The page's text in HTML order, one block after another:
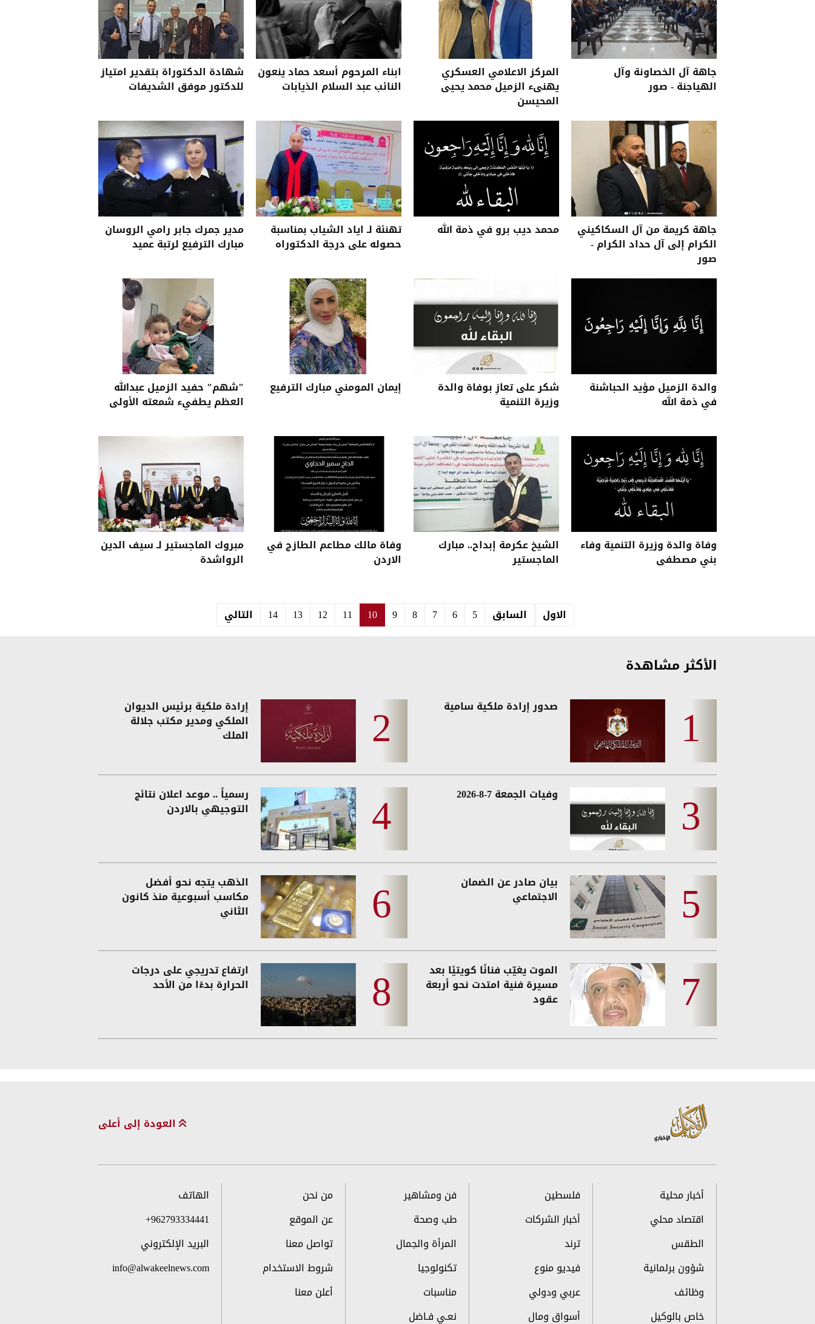
جاهة آل الخصاونة وآل
الهياجنة - صور
المركز الاعلامي العسكري
يهنىء الزميل محمد يحيى
المحيسن
ابناء المرحوم أسعد حماد ينعون
النائب عبد السلام الذيابات
شهادة الدكتوراة بتقدير امتياز
للدكتور موفق الشديفات
جاهة كريمة من آل السكاكيني
الكرام إلى آل حداد الكرام -
صور
محمد ديب برو في ذمة الله تهنئة لـ اياد الشياب بمناسبة
حصوله على درجة الدكتوراه
مدير جمرك جابر رامي الروسان
مبارك الترفيع لرتبة عميد
والدة الزميل مؤيد الحباشنة
في ذمة الله
شكر على تعازِ بوفاة والدة
وزيرة التنمية
إيمان المومني مبارك الترفيع "شهم" حفيد الزميل عبدالله
العظم يطفيء شمعته الأولى
وفاة والدة وزيرة التنمية وفاء
بني مصطفى
الشيخ عكرمة إبداح.. مبارك
الماجستير
وفاة مالك مطاعم الطازج في
الاردن
مبروك الماجستير لـ سيف الدين
الرواشدة
الاول السابق 5
6
7
8
9
10
11
12
13
14 التالي
الأكثر مشاهدة
صدور إرادة ملكية سامية إرادة ملكية برئيس الديوان
الملكي ومدير مكتب جلالة
الملك
وفيات الجمعة 7-8-2026 رسمياً .. موعد اعلان نتائج
التوجيهي بالاردن
بيان صادر عن الضمان
الاجتماعي
الذهب يتجه نحو أفضل
مكاسب أسبوعية منذ كانون
الثاني
الموت يغيّب فنانًا كويتيًا بعد
مسيرة فنية امتدت نحو أربعة
عقود
ارتفاع تدريجي على درجات
الحرارة بدءًا من الأحد
العودة إلى أعلى
أخبار محلية
اقتصاد محلي
الطقس
شؤون برلمانية
وظائف
خاص بالوكيل
فلسطين
أخبار الشركات
ترند
فيديو منوع
عربي ودولي
أسواق ومال
فن ومشاهير
طب وصحة
المرأة والجمال
تكنولوجيا
مناسبات
نعـي فـاضل
من نحن
عن الموقع
تواصل معنا
شروط الاستخدام
أعلن معنا
الهاتف
+962793334441
البريد الإلكتروني
info@alwakeelnews.com